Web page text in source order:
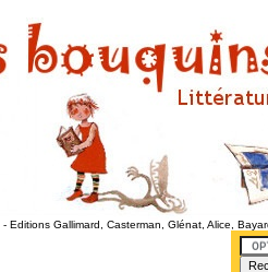
- Editions Gallimard, Casterman, Glénat, Alice,